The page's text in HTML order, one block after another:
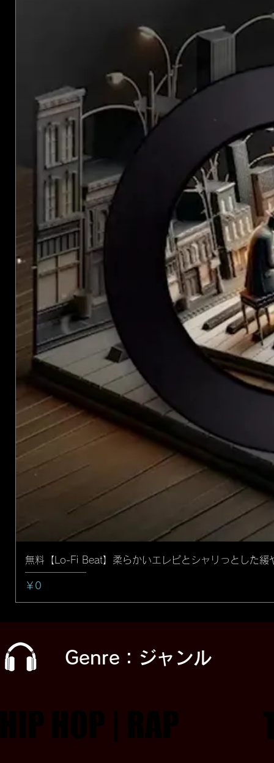
無料【Lo-Fi Beat】柔らかいエレピとシャリっとした
価格
￥0
Genre：ジャンル
HOP | RAP
HOP | RAP